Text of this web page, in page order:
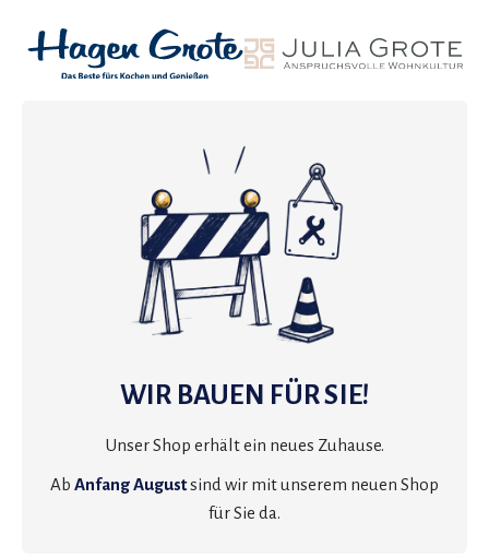
WIR BAUEN FÜR SIE!
Unser Shop erhält ein neues Zuhause.
Ab Anfang Augustsind wir mit unserem neuen Shop
für Sie da.